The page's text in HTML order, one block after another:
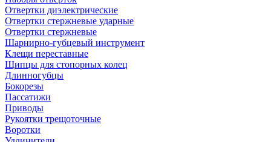
Отвертки диэлектрические
Отвертки стержневые ударные
Отвертки стержневые
Шарнирно-губцевый инструмент
Клещи переставные
Щипцы для стопорных колец
Длинногубцы
Бокорезы
Пассатижи
Приводы
Рукоятки трещоточные
Воротки